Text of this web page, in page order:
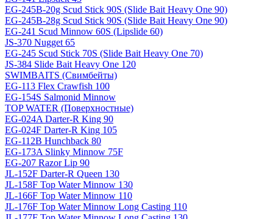
EG-245B-20g Scud Stick 90S (Slide Bait Heavy One 90)
EG-245B-28g Scud Stick 90S (Slide Bait Heavy One 90)
EG-241 Scud Minnow 60S (Lipslide 60)
JS-370 Nugget 65
EG-245 Scud Stick 70S (Slide Bait Heavy One 70)
JS-384 Slide Bait Heavy One 120
SWIMBAITS (Свимбейты)
EG-113 Flex Crawfish 100
EG-154S Salmonid Minnow
TOP WATER (Поверхностные)
EG-024A Darter-R King 90
EG-024F Darter-R King 105
EG-112B Hunchback 80
EG-173A Slinky Minnow 75F
EG-207 Razor Lip 90
JL-152F Darter-R Queen 130
JL-158F Top Water Minnow 130
JL-166F Top Water Minnow 110
JL-176F Top Water Minnow Long Casting 110